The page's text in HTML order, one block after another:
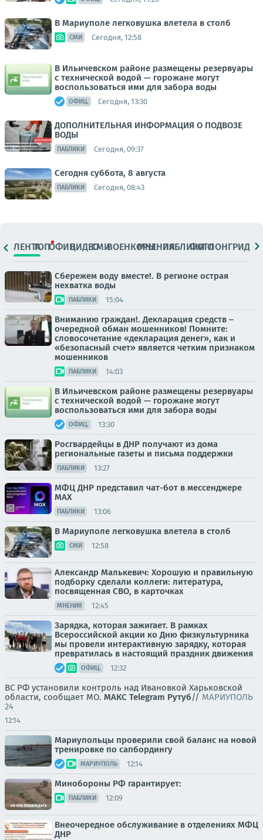
В Мариуполе легковушка влетела в столб
СМИ Сегодня, 12:58
В Ильичевском районе размещены резервуары
с технической водой — горожане могут
воспользоваться ими для забора воды
ОФИЦ. Сегодня, 13:30
ДОПОЛНИТЕЛЬНАЯ ИНФОРМАЦИЯ О ПОДВОЗЕ
ВОДЫ
ПАБЛИКИ Сегодня, 09:37
Сегодня суббота, 8 августа
ПАБЛИКИ Сегодня, 08:43
ЛЕНТАТОПОФИЦ.ВИДЕОСМИВОЕНКОРЫМНЕНИЯПАБЛИКИ
ФОТОЛОНГРИДЫ
Сбережем воду вместе!. В регионе острая
нехватка воды
ПАБЛИКИ 15:04
Вниманию граждан!. Декларация средств –
очередной обман мошенников! Помните:
словосочетание «декларация денег», как и
«безопасный счет» является четким признаком
мошенников
ПАБЛИКИ 14:03
В Ильичевском районе размещены резервуары
с технической водой — горожане могут
воспользоваться ими для забора воды
ОФИЦ. 13:30
Росгвардейцы в ДНР получают из дома
региональные газеты и письма поддержки
ПАБЛИКИ 13:27
МФЦ ДНР представил чат-бот в мессенджере
MAX
ПАБЛИКИ 13:06
В Мариуполе легковушка влетела в столб
СМИ 12:58
Александр Малькевич: Хорошую и правильную
подборку сделали коллеги: литература,
посвященная СВО, в карточках
МНЕНИЯ 12:45
Зарядка, которая зажигает. В рамках
Всероссийской акции ко Дню физкультурника
мы провели интерактивную зарядку, которая
превратилась в настоящий праздник движения
ОФИЦ. 12:32
ВС РФ установили контроль над Ивановкой Харьковской
области, сообщает МО. МАКС Telegram Рутуб// МАРИУПОЛЬ
24
12:14
Мариупольцы проверили свой баланс на новой
тренировке по сапбордингу
МАРИУПОЛЬ 12:14
Минобороны РФ гарантирует:
ПАБЛИКИ 12:09
Внеочередное обслуживание в отделениях МФЦ
ДНР